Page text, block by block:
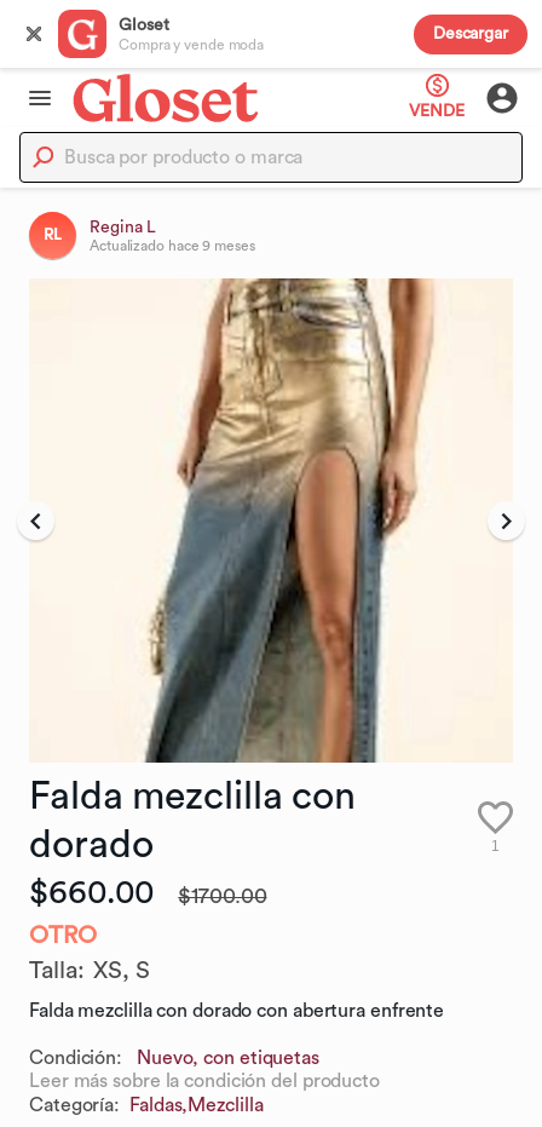
Gloset
Compra y vende moda
Descargar
VENDE
RL Regina L
Actualizado hace 9 meses
Falda mezclilla con
dorado
1
$660.00 $1700.00
OTRO
Talla: XS, S
Falda mezclilla con dorado con abertura enfrente
Condición:
Nuevo, con etiquetas
Leer más sobre la condición del producto
Categoría: Faldas, Mezclilla